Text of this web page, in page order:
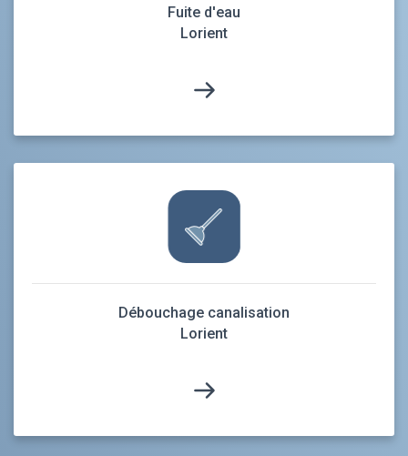
Fuite d'eau
Lorient
Débouchage canalisation
Lorient